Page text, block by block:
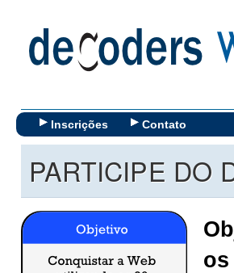
Inscrições Contato
PARTICIPE DO
os